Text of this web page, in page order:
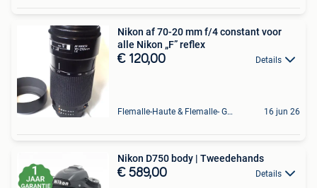
Nikon af 70-20 mm f/4 constant voor
alle Nikon „F” reflex
€ 120,00 Details
Flemalle-Haute & Flemalle- Grande & Partie Awirs 16 jun 26
Nikon D750 body | Tweedehands
€ 589,00 Details